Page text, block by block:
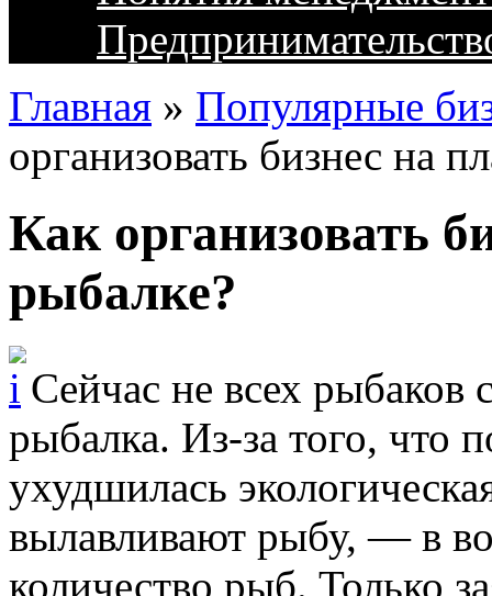
Главная » Популярные
организовать бизнес на
Как организовать
рыбалке?
Сейчас не всех рыбаков
рыбалка. Из-за того, что
ухудшилась
вылавливают рыбу, — в
количество рыб. Только